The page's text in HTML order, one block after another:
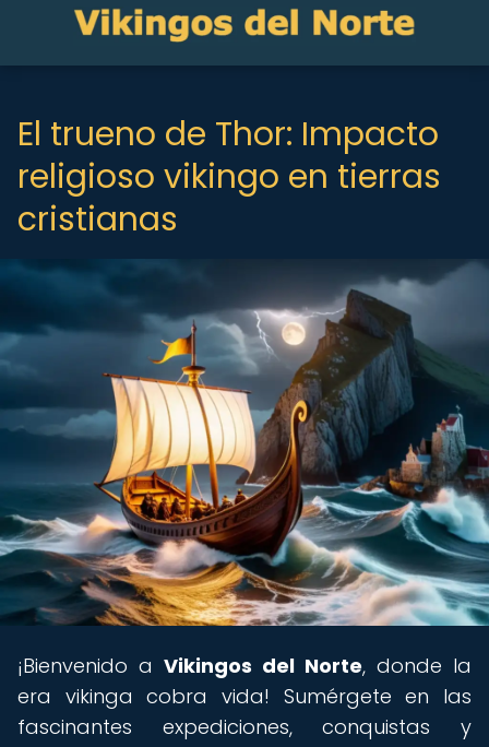
El trueno de Thor: Impacto
religioso vikingo en tierras
cristianas
¡Bienvenido a Vikingos del Norte, donde la
era vikinga cobra vida! Sumérgete en las
fascinantes expediciones, conquistas y